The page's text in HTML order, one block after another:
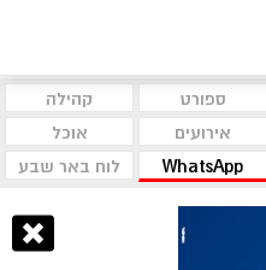
ספורט
קהילה
אירועים
אוכל
WhatsApp לוח באר שבע